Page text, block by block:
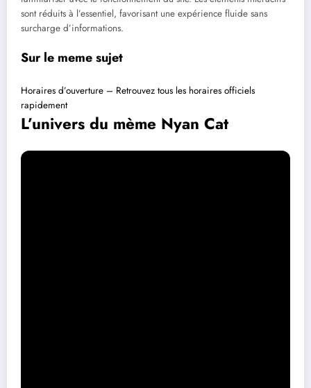
sont réduits à l’essentiel, favorisant une expérience fluide sans
surcharge d’informations.
Sur le meme sujet
Horaires d’ouverture – Retrouvez tous les horaires officiels
rapidement
L’univers du mème Nyan Cat